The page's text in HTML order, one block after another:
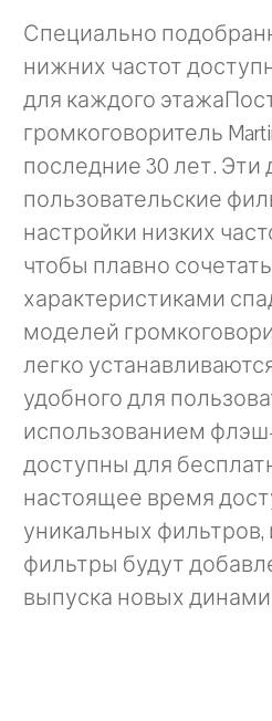
Специально
нижних частот
для каждого
громкоговоритель
последние 30 лет.
пользовательские
настройки низких
чтобы плавно
характеристиками
моделей
легко
удобного для
использованием
доступны для
настоящее время
уникальных
фильтры будут
выпуска новых